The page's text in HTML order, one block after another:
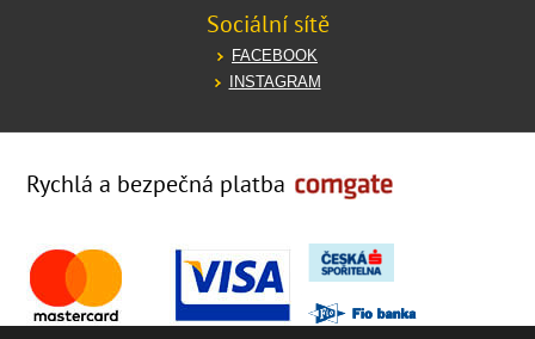
Sociální sítě
FACEBOOK
INSTAGRAM
Rychlá a bezpečná platba